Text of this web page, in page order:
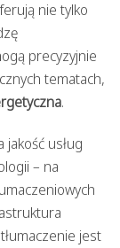
nie tylko
precyzyjnie
tematach,
.
jakość usług
– na
jest